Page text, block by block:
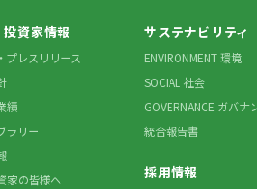
資家情報
プレスリリース
績
ラリー
家の皆様へ
サステナビリティ
ENVIRONMENT 環境
SOCIAL 社会
GOVERNANCE ガバナ
統合報告書
採用情報